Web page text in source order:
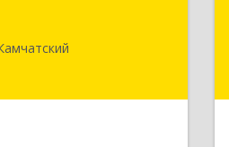
Камчатский г, Карла